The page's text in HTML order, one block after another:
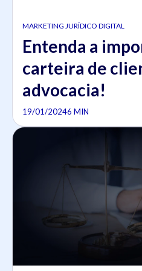
MARKETING JURÍDICO DIGITAL
Entenda a
carteira de
advocacia!
19/01/20246 MIN